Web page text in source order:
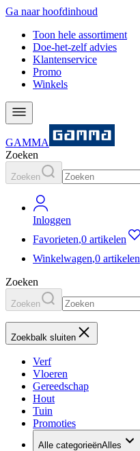
Ga naar hoofdinhoud
Toon hele assortiment
Doe-het-zelf advies
Klantenservice
Promo
Winkels
GAMMA
Zoeken
Zoeken
Inloggen
Favorieten,0 artikelen
Winkelwagen,0 artikelen
Zoeken
Zoeken
Zoekbalk sluiten
Verf
Vloeren
Gereedschap
Hout
Tuin
Promoties
Alle categorieënAlles